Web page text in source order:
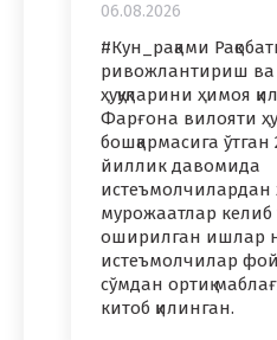
06.08.2026
#Кун_рақами
ривожлантириш ва
ҳуқуқларини ҳимоя
Фарғона вилояти
бошқармасига
йиллик давомида
истеъмолчилардан
мурожаатлар
оширилган ишлар
истеъмолчилар
сўмдан ортиқ
китоб қилинган.